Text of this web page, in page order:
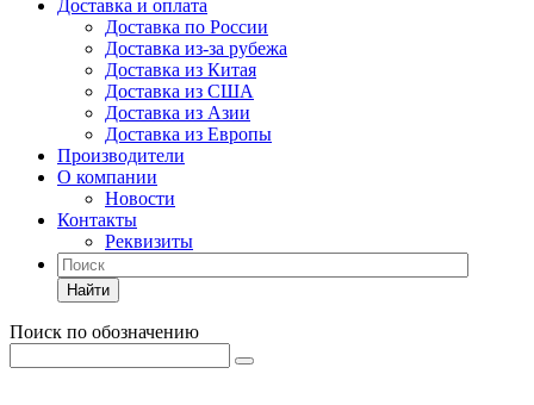
Доставка и оплата
Доставка по России
Доставка из-за рубежа
Доставка из Китая
Доставка из США
Доставка из Азии
Доставка из Европы
Производители
О компании
Новости
Контакты
Реквизиты
Найти
Поиск по обозначению